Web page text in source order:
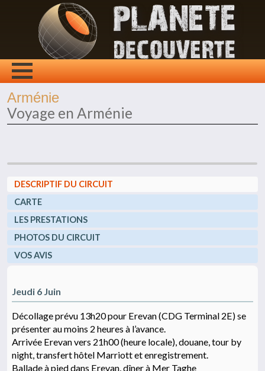
Arménie
Voyage en Arménie
DESCRIPTIF DU CIRCUIT
CARTE
LES PRESTATIONS
PHOTOS DU CIRCUIT
VOS AVIS
Jeudi 6 Juin
Décollage prévu 13h20 pour Erevan (CDG Terminal 2E) se
présenter au moins 2 heures à l’avance.
Arrivée Erevan vers 21h00 (heure locale), douane, tour by
night, transfert hôtel Marriott et enregistrement.
Ballade à pied dans Erevan, dîner à Mer Taghe